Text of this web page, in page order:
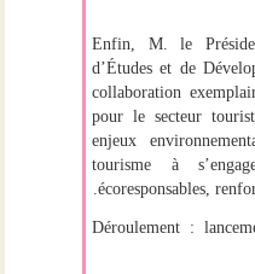
Enfin, M. le
d’Études et de
collaboration
pour le secteur
enjeux
tourisme à
écoresponsables,
Déroulement :